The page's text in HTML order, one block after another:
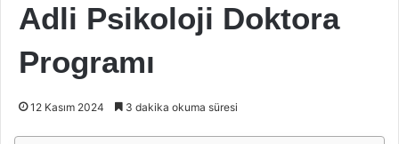
Adli Psikoloji Doktora
Programı
12 Kasım 2024 3 dakika okuma süresi